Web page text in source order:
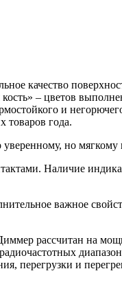
качество
– цветов
и
года.
но
Наличие
важное
рассчитан на
перегрузки и